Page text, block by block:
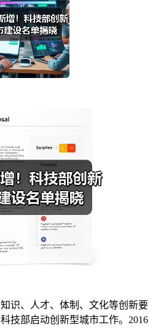
识、人才、体制、文化等创新要
技部启动创新型城市工作。2016